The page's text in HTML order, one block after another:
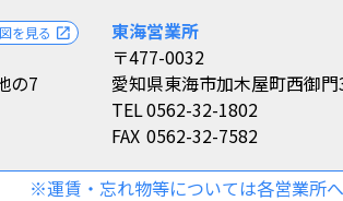
の7
を見る open_in_new
東海営業所
〒477-0032
愛知県東海市加木屋町西御
TEL0562-32-1802
FAX 0562-32-7582
※運賃・忘れ物等については各営業所